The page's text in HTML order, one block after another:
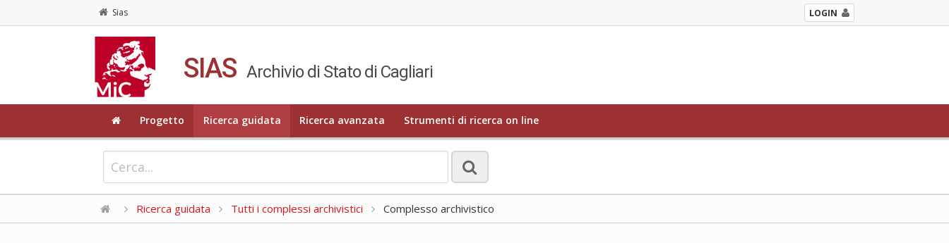
Sias LOGIN
SIAS Archivio di Stato di Cagliari
Progetto Ricerca guidata Ricerca avanzata Strumenti di ricerca on line
Ricerca guidata Tutti i complessi archivistici Complesso archivistico